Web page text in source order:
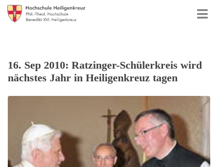
16. Sep 2010: Ratzinger-Schülerkreis wird
nächstes Jahr in Heiligenkreuz tagen